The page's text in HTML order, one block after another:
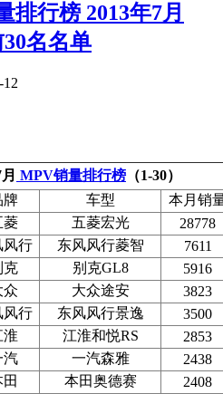
排行榜 2013年7月
名名单
MPV销量排行榜 （1-30）
牌 车型
本月销
菱 五菱宏光
28778
风行 东风风行菱智
7611
克 别克GL8
5916
众 大众途安
3823
风行 东风风行景逸
3500
淮 江淮和悦RS
2853
汽 一汽森雅
2438
本田奥德赛
2408